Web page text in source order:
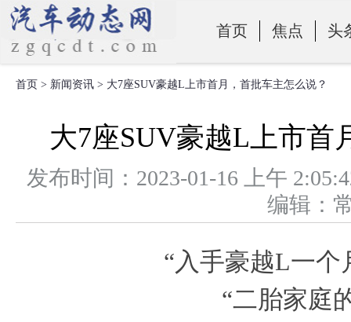
首页 焦点 头
零部件
首页 > 新闻资讯 > 大7座SUV豪越L上市首月，首批车主怎么说？
大7座SUV豪越L上市首
发布时间：2023-01-16 上午
编辑
“入手豪越L一个
“二胎家庭